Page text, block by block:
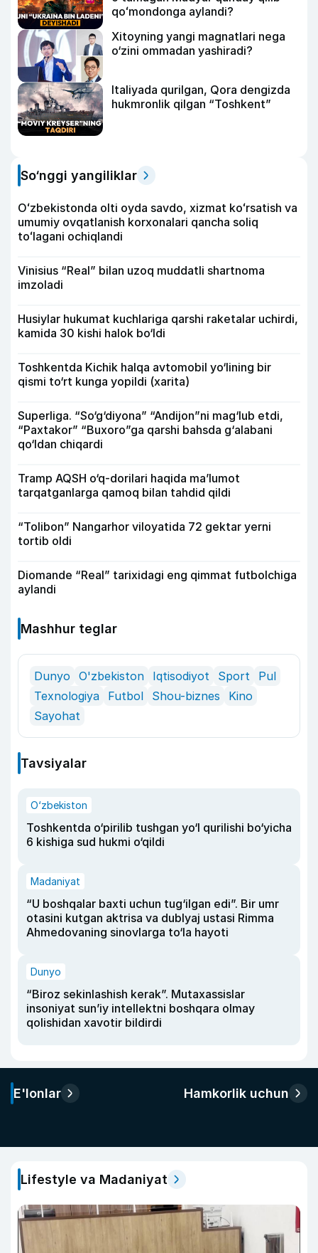
qoʻmondonga aylandi?
Xitoyning yangi magnatlari nega
o‘zini ommadan yashiradi?
Italiyada qurilgan, Qora dengizda
hukmronlik qilgan “Toshkent”
So‘nggi yangiliklar
Oʻzbekistonda olti oyda savdo, xizmat koʻrsatish va
umumiy ovqatlanish korxonalari qancha soliq
toʻlagani ochiqlandi
Vinisius “Real” bilan uzoq muddatli shartnoma
imzoladi
Husiylar hukumat kuchlariga qarshi raketalar uchirdi,
kamida 30 kishi halok bo‘ldi
Toshkentda Kichik halqa avtomobil yo‘lining bir
qismi to‘rt kunga yopildi (xarita)
Superliga. “So‘g‘diyona” “Andijon”ni mag‘lub etdi,
“Paxtakor” “Buxoro”ga qarshi bahsda g‘alabani
qo‘ldan chiqardi
Tramp AQSH o‘q-dorilari haqida ma’lumot
tarqatganlarga qamoq bilan tahdid qildi
“Tolibon” Nangarhor viloyatida 72 gektar yerni
tortib oldi
Diomande “Real” tarixidagi eng qimmat futbolchiga
aylandi
Mashhur teglar
Dunyo O'zbekiston Iqtisodiyot Sport
Pul
Texnologiya
Futbol Shou-biznes
Kino
Sayohat
Tavsiyalar
O‘zbekiston
Toshkentda o‘pirilib tushgan yo‘l qurilishi bo‘yicha
6 kishiga sud hukmi o‘qildi
Madaniyat
“U boshqalar baxti uchun tug‘ilgan edi”. Bir umr
otasini kutgan aktrisa va dublyaj ustasi Rimma
Ahmedovaning sinovlarga to‘la hayoti
Dunyo
“Biroz sekinlashish kerak”. Mutaxassislar
insoniyat sun’iy intellektni boshqara olmay
qolishidan xavotir bildirdi
E'lonlar Hamkorlik uchun
Lifestyle va Madaniyat